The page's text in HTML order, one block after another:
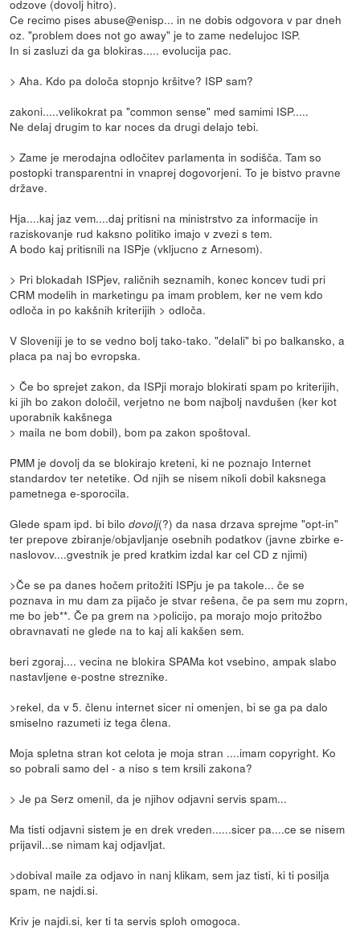
odzove (dovolj hitro).
Ce recimo pises abuse@enisp... in ne dobis odgovora v par dneh
oz. "problem does not go away" je to zame nedelujoc ISP.
In si zasluzi da ga blokiras..... evolucija pac.
> Aha. Kdo pa določa stopnjo kršitve? ISP sam?
zakoni.....velikokrat pa "common sense" med samimi ISP.....
Ne delaj drugim to kar noces da drugi delajo tebi.
> Zame je merodajna odločitev parlamenta in sodišča. Tam so
postopki transparentni in vnaprej dogovorjeni. To je bistvo pravne
države.
Hja....kaj jaz vem....daj pritisni na ministrstvo za informacije in
raziskovanje rud kaksno politiko imajo v zvezi s tem.
A bodo kaj pritisnili na ISPje (vkljucno z Arnesom).
> Pri blokadah ISPjev, raličnih seznamih, konec koncev tudi pri
CRM modelih in marketingu pa imam problem, ker ne vem kdo
odloča in po kakšnih kriterijih > odloča.
V Sloveniji je to se vedno bolj tako-tako. "delali" bi po balkansko, a
placa pa naj bo evropska.
> Če bo sprejet zakon, da ISPji morajo blokirati spam po kriterijih,
ki jih bo zakon določil, verjetno ne bom najbolj navdušen (ker kot
uporabnik kakšnega
> maila ne bom dobil), bom pa zakon spoštoval.
PMM je dovolj da se blokirajo kreteni, ki ne poznajo Internet
standardov ter netetike. Od njih se nisem nikoli dobil kaksnega
pametnega e-sporocila.
Glede spam ipd. bi bilodovolj(?) da nasa drzava sprejme "opt-in"
ter prepove zbiranje/objavljanje osebnih podatkov (javne zbirke e-
naslovov....gvestnik je pred kratkim izdal kar cel CD z njimi)
>Če se pa danes hočem pritožiti ISPju je pa takole... če se
poznava in mu dam za pijačo je stvar rešena, če pa sem mu zoprn,
me bo jeb**. Če pa grem na >policijo, pa morajo mojo pritožbo
obravnavati ne glede na to kaj ali kakšen sem.
beri zgoraj.... vecina ne blokira SPAMa kot vsebino, ampak slabo
nastavljene e-postne streznike.
>rekel, da v 5. členu internet sicer ni omenjen, bi se ga pa dalo
smiselno razumeti iz tega člena.
Moja spletna stran kot celota je moja stran ....imam copyright. Ko
so pobrali samo del - a niso s tem krsili zakona?
> Je pa Serz omenil, da je njihov odjavni servis spam...
Ma tisti odjavni sistem je en drek vreden......sicer pa....ce se nisem
prijavil...se nimam kaj odjavljat.
>dobival maile za odjavo in nanj klikam, sem jaz tisti, ki ti posilja
spam, ne najdi.si.
Kriv je najdi.si, ker ti ta servis sploh omogoca.